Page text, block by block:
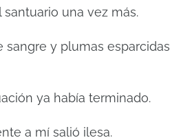
una vez más.
sangre y plumas esparcidas
ya había terminado.
a mí salió ilesa.